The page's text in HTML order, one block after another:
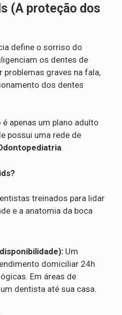
(A proteção dos
define o sorriso do
os dentes de
problemas graves na fala,
dos dentes
é apenas um plano adulto
possui uma rede de
.
treinados para lidar
e a anatomia da boca
Um
domiciliar 24h
Em áreas de
dentista até sua casa.